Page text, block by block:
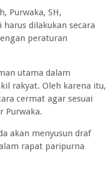
Purwaka, SH,
dilakukan secara
peraturan
utama dalam
rakyat. Oleh karena itu,
cermat agar sesuai
Purwaka.
akan menyusun draf
rapat paripurna